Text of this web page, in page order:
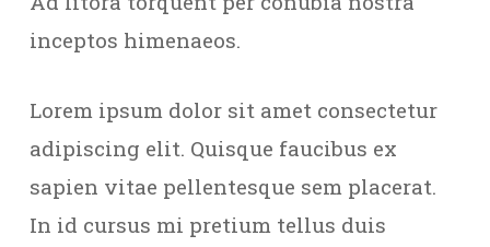
inceptos himenaeos.
Lorem ipsum dolor sit amet consectetur
adipiscing elit. Quisque faucibus ex
sapien vitae pellentesque sem placerat.
In id cursus mi pretium tellus duis